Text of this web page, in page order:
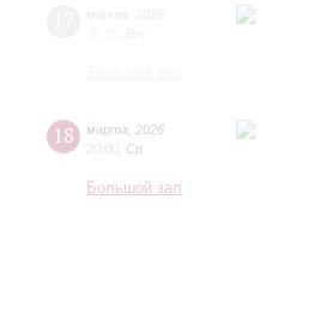
18 марта
2026
20:00 Ср
Большой зал